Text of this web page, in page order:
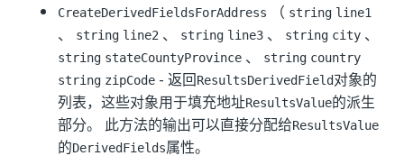
CreateDerivedFieldsForAddress （ string line1
、 string line2 、 string line3 、 string city 、
string stateCountyProvince 、 string country
string zipCode - 返回ResultsDerivedField对象的
列表，这些对象用于填充地址ResultsValue的派生
部分。 此方法的输出可以直接分配给ResultsValue
的DerivedFields属性。